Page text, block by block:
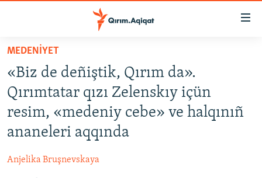
Esas
qaytmaq
Baş
navigatsiyağa
qaytmaq
Qıdıruvğa
HABERLER
İQTİSADİYAT
CEMİYET
İNSAN AQLARI
MEDENİYET
«Biz de deñiştik, Qırım da».
Qırımtatar qızı Zelenskıy içün
resim, «medeniy cebe» ve halqınıñ
ananeleri aqqında
Anjelika Bruşnevskaya